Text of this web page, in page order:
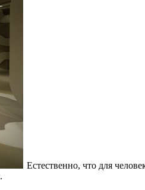
Естественно, что для